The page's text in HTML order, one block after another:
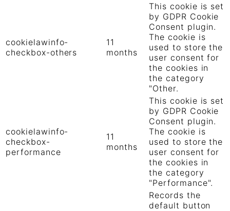
cookielawinfo-
checkbox-others
11
months
This cookie is set
by GDPR Cookie
Consent plugin.
The cookie is
used to store the
user consent for
the cookies in
the category
"Other.
cookielawinfo-
checkbox-
performance
11
months
This cookie is set
by GDPR Cookie
Consent plugin.
The cookie is
used to store the
user consent for
the cookies in
the category
"Performance".
Records the
default button